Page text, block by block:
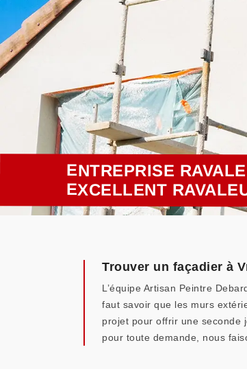
ENTREPRISE
EXCELLENT
Trouver un façadier à
L’équipe Artisan Peintre
faut savoir que les murs
projet pour offrir une seconde
pour toute demande, nous